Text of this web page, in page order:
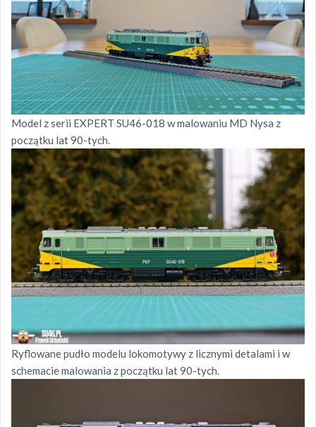
Model z serii EXPERT SU46-018 w malowaniu MD Nysa z
początku lat 90-tych.
Ryflowane pudło modelu lokomotywy z licznymi detalami i w
schemacie malowania z początku lat 90-tych.